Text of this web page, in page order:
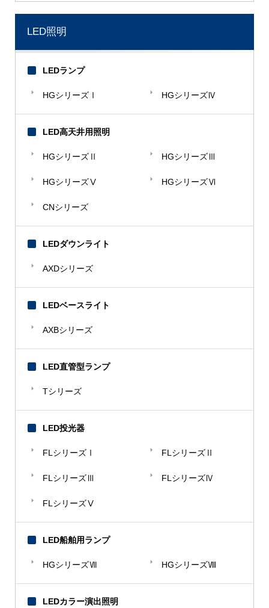
サッポロビール
住金物産
住友電装
【た】
美ら海水族館
チヨダメタル
トヨタ紡織
トヨタホーム
名古屋市交通局
日鋼ステンレス
ホテルルポール麹町
マルト水谷
マルナカ
三菱電機
モロゾフチョコレート
LED照明
LEDランプ
HGシリーズⅠ HGシリーズⅣ
LED高天井用照明
HGシリーズⅡ HGシリーズⅢ
HGシリーズⅤ HGシリーズⅥ
CNシリーズ
LEDダウンライト
AXDシリーズ
LEDベースライト
AXBシリーズ
LED直管型ランプ
Tシリーズ
LED投光器
FLシリーズⅠ FLシリーズⅡ
FLシリーズⅢ FLシリーズⅣ
FLシリーズⅤ
LED船舶用ランプ
HGシリーズⅦ HGシリーズⅧ
LEDカラー演出照明